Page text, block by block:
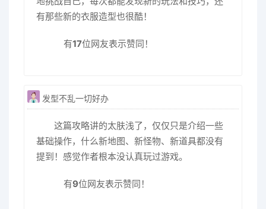
有那些新的衣服造型也很酷！
有17位网友表示赞同！
发型不乱一切好办
这篇攻略讲的太肤浅了，仅仅只是介绍一些
基础操作，什么新地图、新怪物、新道具都没有
提到！感觉作者根本没认真玩过游戏。
有9位网友表示赞同！